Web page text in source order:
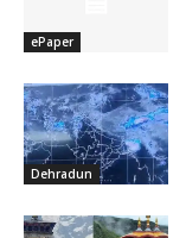
ePaper
Dehradun